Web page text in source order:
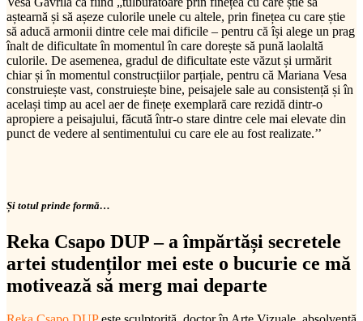
aștearnă și să așeze culorile unele cu altele, prin finețea cu care știe
să aducă armonii dintre cele mai dificile – pentru că își alege un prag
înalt de dificultate în momentul în care dorește să pună laolaltă
culorile. De asemenea, gradul de dificultate este văzut și urmărit
chiar și în momentul construcțiilor parțiale, pentru că Mariana Vesa
construiește vast, construiește bine, peisajele sale au consistență și în
același timp au acel aer de finețe exemplară care rezidă dintr-o
apropiere a peisajului, făcută într-o stare dintre cele mai elevate din
punct de vedere al sentimentului cu care ele au fost realizate.’’
Și totul prinde formă…
Reka Csapo DUP – a împărtăși secretele
artei studenților mei este o bucurie ce mă
motivează să merg mai departe